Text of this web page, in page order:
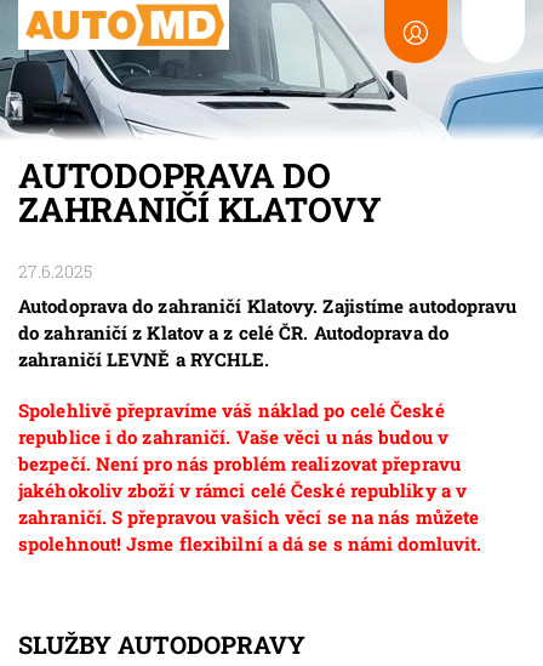
AUTODOPRAVA DO
ZAHRANIČÍ KLATOVY
27.6.2025
Autodoprava do zahraničí Klatovy. Zajistíme autodopravu
do zahraničí z Klatov a z celé ČR. Autodoprava do
zahraničí LEVNĚ a RYCHLE.
Spolehlivě přepravíme váš náklad po celé České
republice i do zahraničí. Vaše věci u nás budou v
bezpečí. Není pro nás problém realizovat přepravu
jakéhokoliv zboží v rámci celé České republiky a v
zahraničí. S přepravou vašich věcí se na nás můžete
spolehnout! Jsme flexibilní a dá se s námi domluvit.
SLUŽBY AUTODOPRAVY